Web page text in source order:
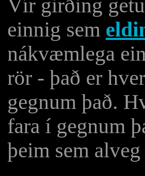
Vír girðing
einnig sem
nákvæmlega
rör - það er
gegnum það.
fara í gegnum
þeim sem